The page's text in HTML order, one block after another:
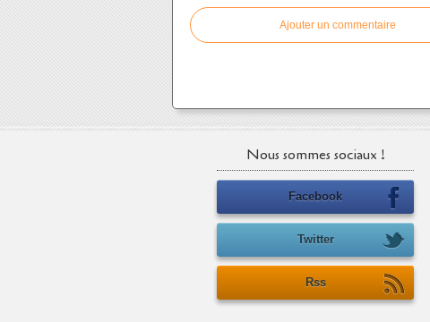
Ajouter un commentaire
Nous sommes sociaux !
Facebook
Twitter
Rss